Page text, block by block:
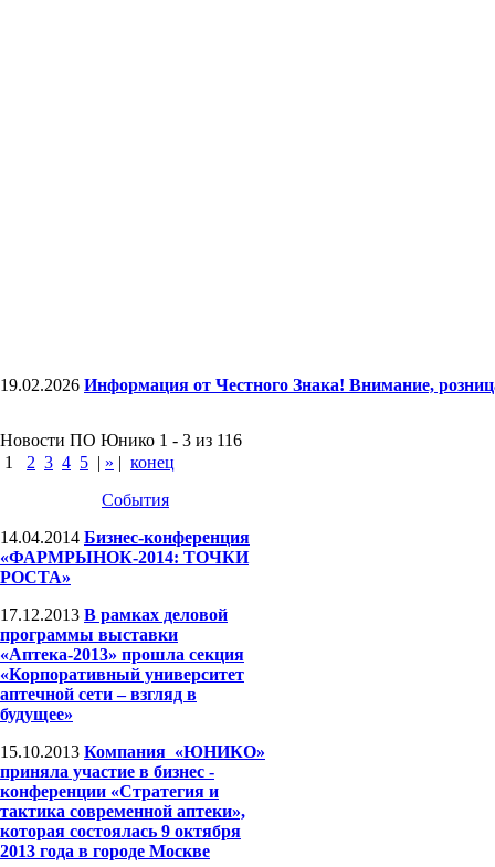
19.02.2026 Информация от Честного Знака! Внимание,
Новости ПО Юнико 1 - 3 из 116
1
2 3 4 5 | » | конец
События
14.04.2014 Бизнес-конференция
«ФАРМРЫНОК-2014: ТОЧКИ
РОСТА»
17.12.2013 В рамках деловой
программы выставки
«Аптека-2013» прошла секция
«Корпоративный университет
аптечной сети – взгляд в
будущее»
15.10.2013 Компания «ЮНИКО»
приняла участие в бизнес -
конференции «Стратегия и
тактика современной аптеки»,
которая состоялась 9 октября
2013 года в городе Москве